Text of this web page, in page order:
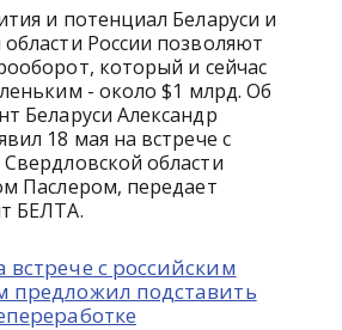
и потенциал Беларуси и
России позволяют
который и сейчас
- около $1 млрд. Об
Беларуси Александр
18 мая на встрече с
области
Паслером, передает
БЕЛТА.
с российским
предложил подставить